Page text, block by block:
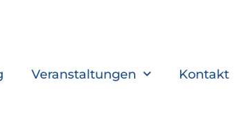
Veranstaltungen Kontakt